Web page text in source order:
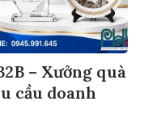
– Xưởng quà
cầu doanh